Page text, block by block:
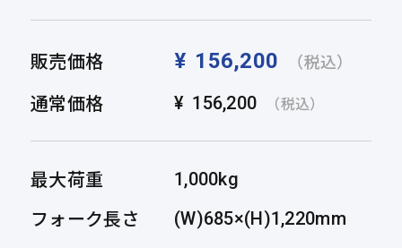
販売価格 ¥ 156,200 （税込）
通常価格 ¥ 156,200 （税込）
最大荷重 1,000kg
フォーク長さ (W)685×(H)1,220mm